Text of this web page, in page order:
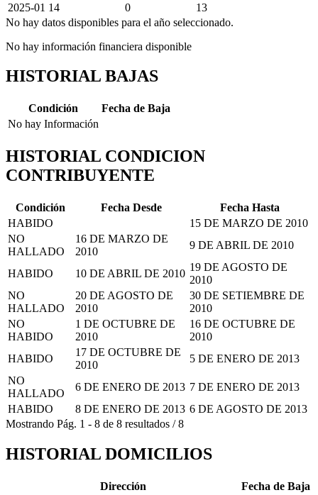
2025-01 14 0
13
No hay datos disponibles para el año seleccionado.
No hay información financiera disponible
HISTORIAL BAJAS
Condición
Fecha de Baja
No hay Información
HISTORIAL CONDICION
CONTRIBUYENTE
Condición Fecha Desde
Fecha Hasta
HABIDO
15 DE MARZO DE 2010
NO
HALLADO
16 DE MARZO DE
2010
9 DE ABRIL DE 2010
HABIDO 10 DE ABRIL DE 2010
19 DE AGOSTO DE
2010
NO
HALLADO
20 DE AGOSTO DE
2010
30 DE SETIEMBRE DE
2010
NO
HABIDO
1 DE OCTUBRE DE
2010
16 DE OCTUBRE DE
2010
HABIDO
17 DE OCTUBRE DE
2010
5 DE ENERO DE 2013
NO
HALLADO
6 DE ENERO DE 2013 7 DE ENERO DE 2013
HABIDO
8 DE ENERO DE 2013 6 DE AGOSTO DE 2013
Mostrando Pág. 1 - 8 de 8 resultados /8
HISTORIAL DOMICILIOS
Dirección
Fecha de Baja